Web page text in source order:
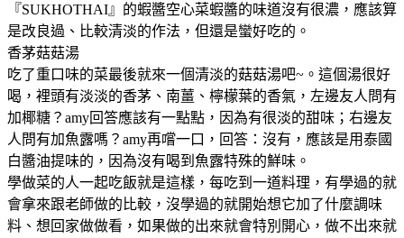
『SUKHOTHAI』的蝦醬空心菜蝦醬的味道沒有很濃，應該算
是改良過、比較清淡的作法，但還是蠻好吃的。
香茅菇菇湯
吃了重口味的菜最後就來一個清淡的菇菇湯吧~。這個湯很好
喝，裡頭有淡淡的香茅、南薑、檸檬葉的香氣，左邊友人問有
加椰糖？amy回答應該有一點點，因為有很淡的甜味；右邊友
人問有加魚露嗎？amy再嚐一口，回答：沒有，應該是用泰國
白醬油提味的，因為沒有喝到魚露特殊的鮮味。
學做菜的人一起吃飯就是這樣，每吃到一道料理，有學過的就
會拿來跟老師做的比較，沒學過的就開始想它加了什麼調味
料、想回家做做看，如果做的出來就會特別開心，做不出來就